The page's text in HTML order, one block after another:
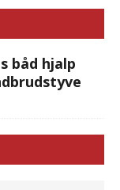
båd hjalp